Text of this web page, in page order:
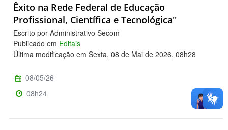
Êxito na Rede Federal de Educação
Profissional, Científica e Tecnológica''
Escrito por Administrativo Secom
Publicado em Editais
Última modificação em Sexta, 08 de Mai de 2026, 08h28
08/05/26
08h24